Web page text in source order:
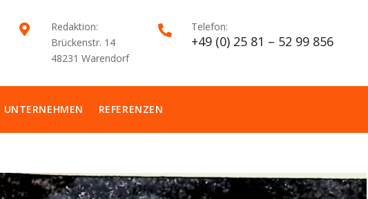

Redaktion:
Brückenstr. 14
48231 Warendorf
 Telefon:
+49 (0) 25 81 – 52 99 856
UNTERNEHMEN REFERENZEN